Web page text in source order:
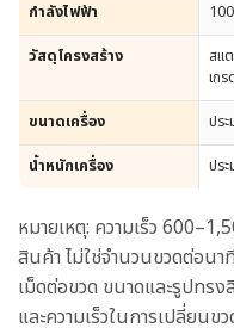
กำลังไฟฟ้า
วัสดุโครงสร้าง
สแ
เก
ขนาดเครื่อง
ปร
น้ำหนักเครื่อง
ปร
หมายเหตุ: ความเร็ว
สินค้า ไม่ใช่จำนวนขวดต่อน
เม็ดต่อขวด ขนาดและรูปทร
และความเร็วในการเปลี่ยนข